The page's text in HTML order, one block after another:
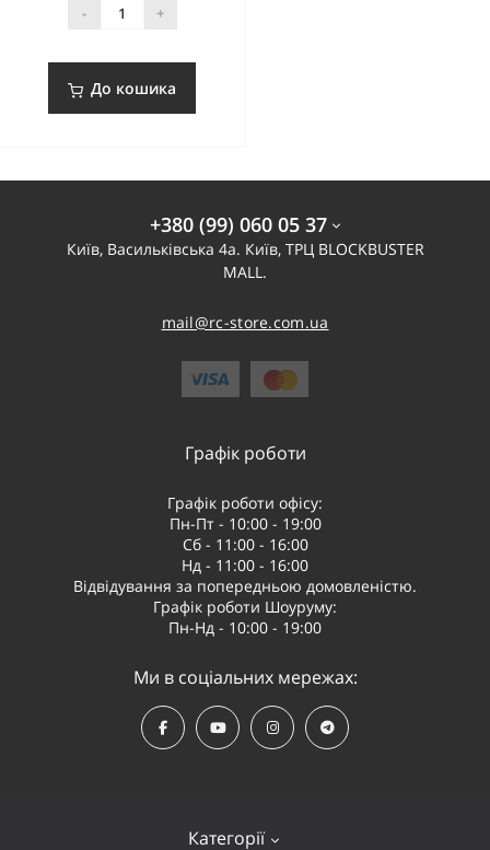
- +
До кошика
+380 (99) 060 05 37
Київ, Васильківська 4а. Київ, ТРЦ BLOCKBUSTER
MALL.
mail@rc-store.com.ua
Категорії
Графік роботи
Графік роботи офісу:
Пн-Пт - 10:00 - 19:00
Сб - 11:00 - 16:00
Нд - 11:00 - 16:00
Відвідування за попередньою домовленістю.
Графік роботи Шоуруму:
Пн-Нд - 10:00 - 19:00
Ми в соціальних мережах: